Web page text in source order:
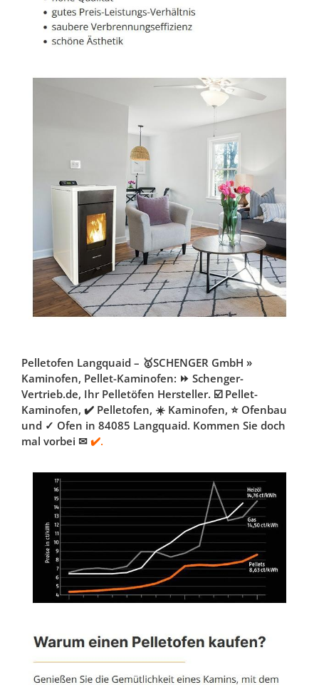
Pelletofen Langquaid – 🥇SCHENGER GmbH »
Kaminofen, Pellet-Kaminofen: ⏩ Schenger-
Vertrieb.de, Ihr Pelletöfen Hersteller. ☑️ Pellet-
Kaminofen, ✔️ Pelletofen, ☀️ Kaminofen, ⭐ Ofenbau
und ✓ Ofen in 84085 Langquaid. Kommen Sie doch
mal vorbei ✉ ✔️.